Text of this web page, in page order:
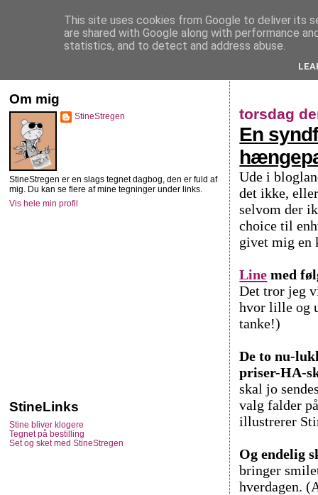
StineStregen
torsdag
En
Ude i
det ikke,
selvom der
choice til
givet mig en
Line med
Det tror jeg
hvor lille og
tanke!)
De to nu-
priser-HA-
skal jo
valg falder
illustrerer
Og endelig
bringer
hverdagen.
Om mig
StineStregen
StineStregen er en slags tegnet dagbog, den er fuld af
mig. Du kan se flere af mine tegninger under links.
Vis hele min profil
StineLinks
Stine bliver klogere
Tegnet på bestilling
Set og sket med StineStregen
This site uses cookies from Google to deliver its
are shared with Google along with performance
statistics, and to detect and address abuse.